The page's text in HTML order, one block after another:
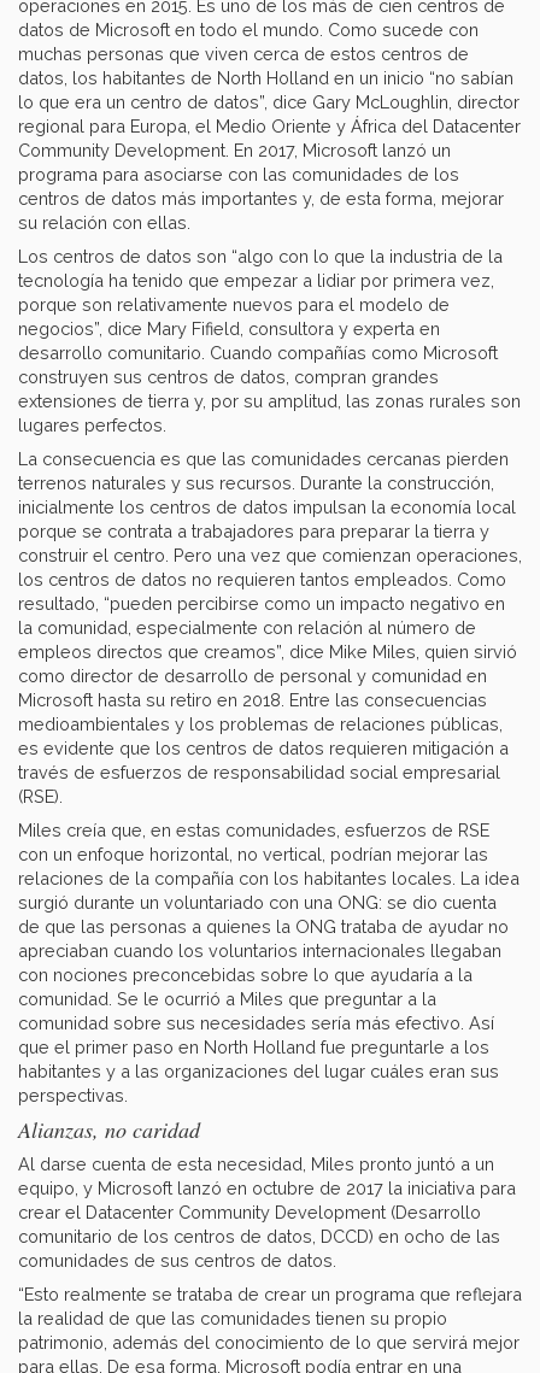
operaciones en 2015. Es uno de los más de cien centros de
datos de Microsoft en todo el mundo. Como sucede con
muchas personas que viven cerca de estos centros de
datos, los habitantes de North Holland en un inicio “no sabían
lo que era un centro de datos”, dice Gary McLoughlin, director
regional para Europa, el Medio Oriente y África del Datacenter
Community Development. En 2017, Microsoft lanzó un
programa para asociarse con las comunidades de los
centros de datos más importantes y, de esta forma, mejorar
su relación con ellas.
Los centros de datos son “algo con lo que la industria de la
tecnología ha tenido que empezar a lidiar por primera vez,
porque son relativamente nuevos para el modelo de
negocios”, dice Mary Fifield, consultora y experta en
desarrollo comunitario. Cuando compañías como Microsoft
construyen sus centros de datos, compran grandes
extensiones de tierra y, por su amplitud, las zonas rurales son
lugares perfectos.
La consecuencia es que las comunidades cercanas pierden
terrenos naturales y sus recursos. Durante la construcción,
inicialmente los centros de datos impulsan la economía local
porque se contrata a trabajadores para preparar la tierra y
construir el centro. Pero una vez que comienzan operaciones,
los centros de datos no requieren tantos empleados. Como
resultado, “pueden percibirse como un impacto negativo en
la comunidad, especialmente con relación al número de
empleos directos que creamos”, dice Mike Miles, quien sirvió
como director de desarrollo de personal y comunidad en
Microsoft hasta su retiro en 2018. Entre las consecuencias
medioambientales y los problemas de relaciones públicas,
es evidente que los centros de datos requieren mitigación a
través de esfuerzos de responsabilidad social empresarial
(RSE).
Miles creía que, en estas comunidades, esfuerzos de RSE
con un enfoque horizontal, no vertical, podrían mejorar las
relaciones de la compañía con los habitantes locales. La idea
surgió durante un voluntariado con una ONG: se dio cuenta
de que las personas a quienes la ONG trataba de ayudar no
apreciaban cuando los voluntarios internacionales llegaban
con nociones preconcebidas sobre lo que ayudaría a la
comunidad. Se le ocurrió a Miles que preguntar a la
comunidad sobre sus necesidades sería más efectivo. Así
que el primer paso en North Holland fue preguntarle a los
habitantes y a las organizaciones del lugar cuáles eran sus
perspectivas.
Alianzas, no caridad
Al darse cuenta de esta necesidad, Miles pronto juntó a un
equipo, y Microsoft lanzó en octubre de 2017 la iniciativa para
crear el Datacenter Community Development (Desarrollo
comunitario de los centros de datos, DCCD) en ocho de las
comunidades de sus centros de datos.
“Esto realmente se trataba de crear un programa que reflejara
la realidad de que las comunidades tienen su propio
patrimonio, además del conocimiento de lo que servirá mejor
para ellas. De esa forma, Microsoft podía entrar en una